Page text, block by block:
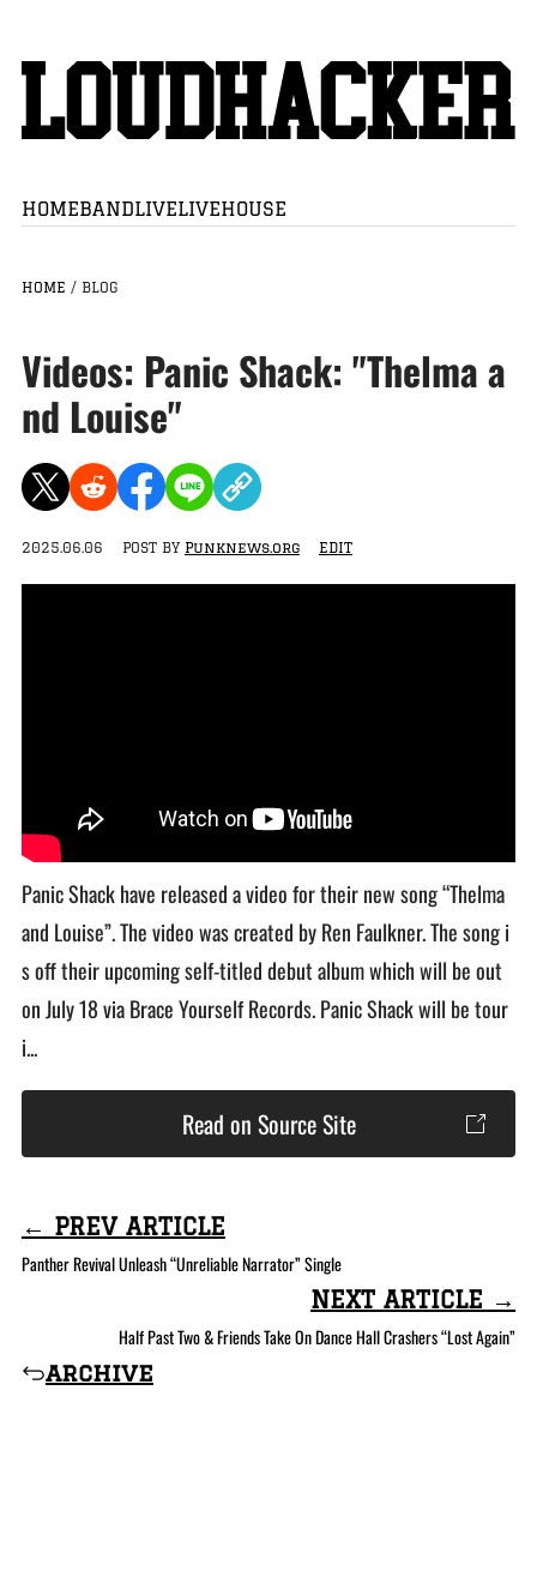
HOMEBANDLIVELIVEHOUSE
HOME / BLOG
Videos: Panic Shack: "Thelma a
nd Louise"
2025.06.06 POST BY Punknews.org EDIT
Panic Shack have released a video for their new song “Thelma
and Louise”. The video was created by Ren Faulkner. The song i
s off their upcoming self-titled debut album which will be out
on July 18 via Brace Yourself Records. Panic Shack will be tour
i...
Read on Source Site
← PREV ARTICLE
Panther Revival Unleash “Unreliable Narrator” Single
archive
NEXT ARTICLE →
Half Past Two & Friends Take On Dance Hall Crashers “Lost Again”